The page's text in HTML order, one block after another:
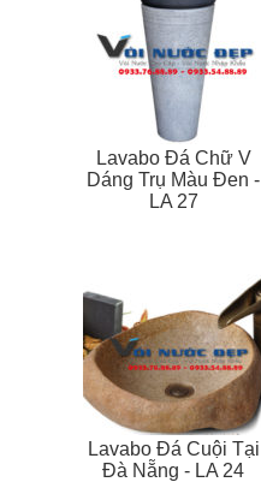
Lavabo Đá Chữ V
Dáng Trụ Màu Đen -
LA 27
Lavabo Đá Cuội Tại
Đà Nẵng - LA 24